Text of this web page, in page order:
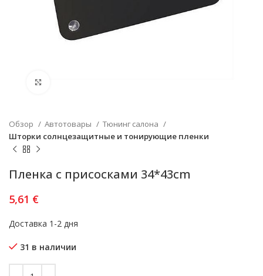
Обзор Автотовары
Тюнинг салона
Шторки солнцезащитные и тонирующие пленки
Пленка с присосками 34*43cm
5,61 €
Доставка 1-2 дня
31 в наличии